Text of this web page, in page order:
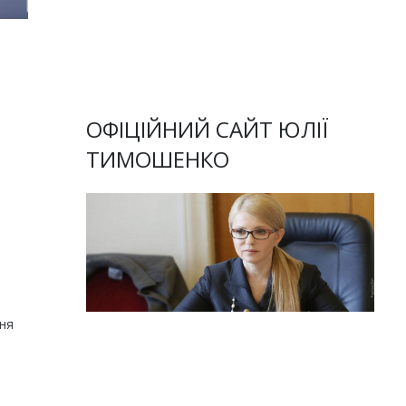
ОФІЦІЙНИЙ САЙТ ЮЛІЇ
ТИМОШЕНКО